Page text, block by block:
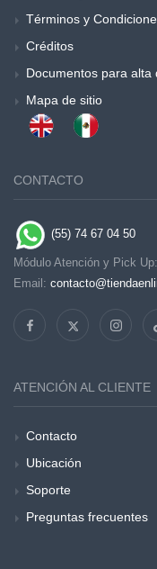
Términos y
Créditos
Documentos para alta
Mapa de sitio
CONTACTO
(55) 74 67 04 50
Módulo Atención y Pick Up:
Email:
ATENCIÓN AL CLIENTE
Contacto
Ubicación
Soporte
Preguntas frecuentes